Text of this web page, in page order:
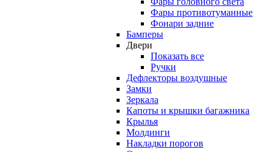
Фары противотуманные
Фонари задние
Бамперы
Двери
Показать все
Ручки
Дефлекторы воздушные
Замки
Зеркала
Капоты и крышки багажника
Крылья
Молдинги
Накладки порогов